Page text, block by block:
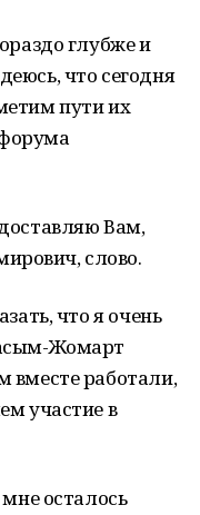
глубже и
что сегодня
пути их
Вам,
слово.
что я очень
Жомарт
вместе работали,
участие в
осталось